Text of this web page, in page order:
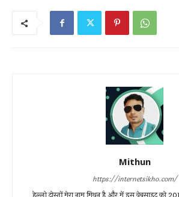
Mithun
https://internetsikho.com/